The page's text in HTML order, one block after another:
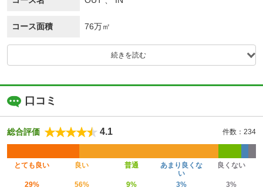
コース面積 76万㎡
続きを読む
口コミ
総合評価 4.1 件数：234
とても良い 良い 普通
あまり良くな
い
良くない
29% 56% 9% 3% 3%